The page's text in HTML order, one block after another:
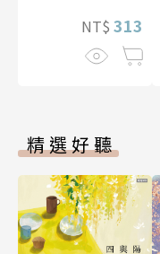
NT$ 313
精選好聽